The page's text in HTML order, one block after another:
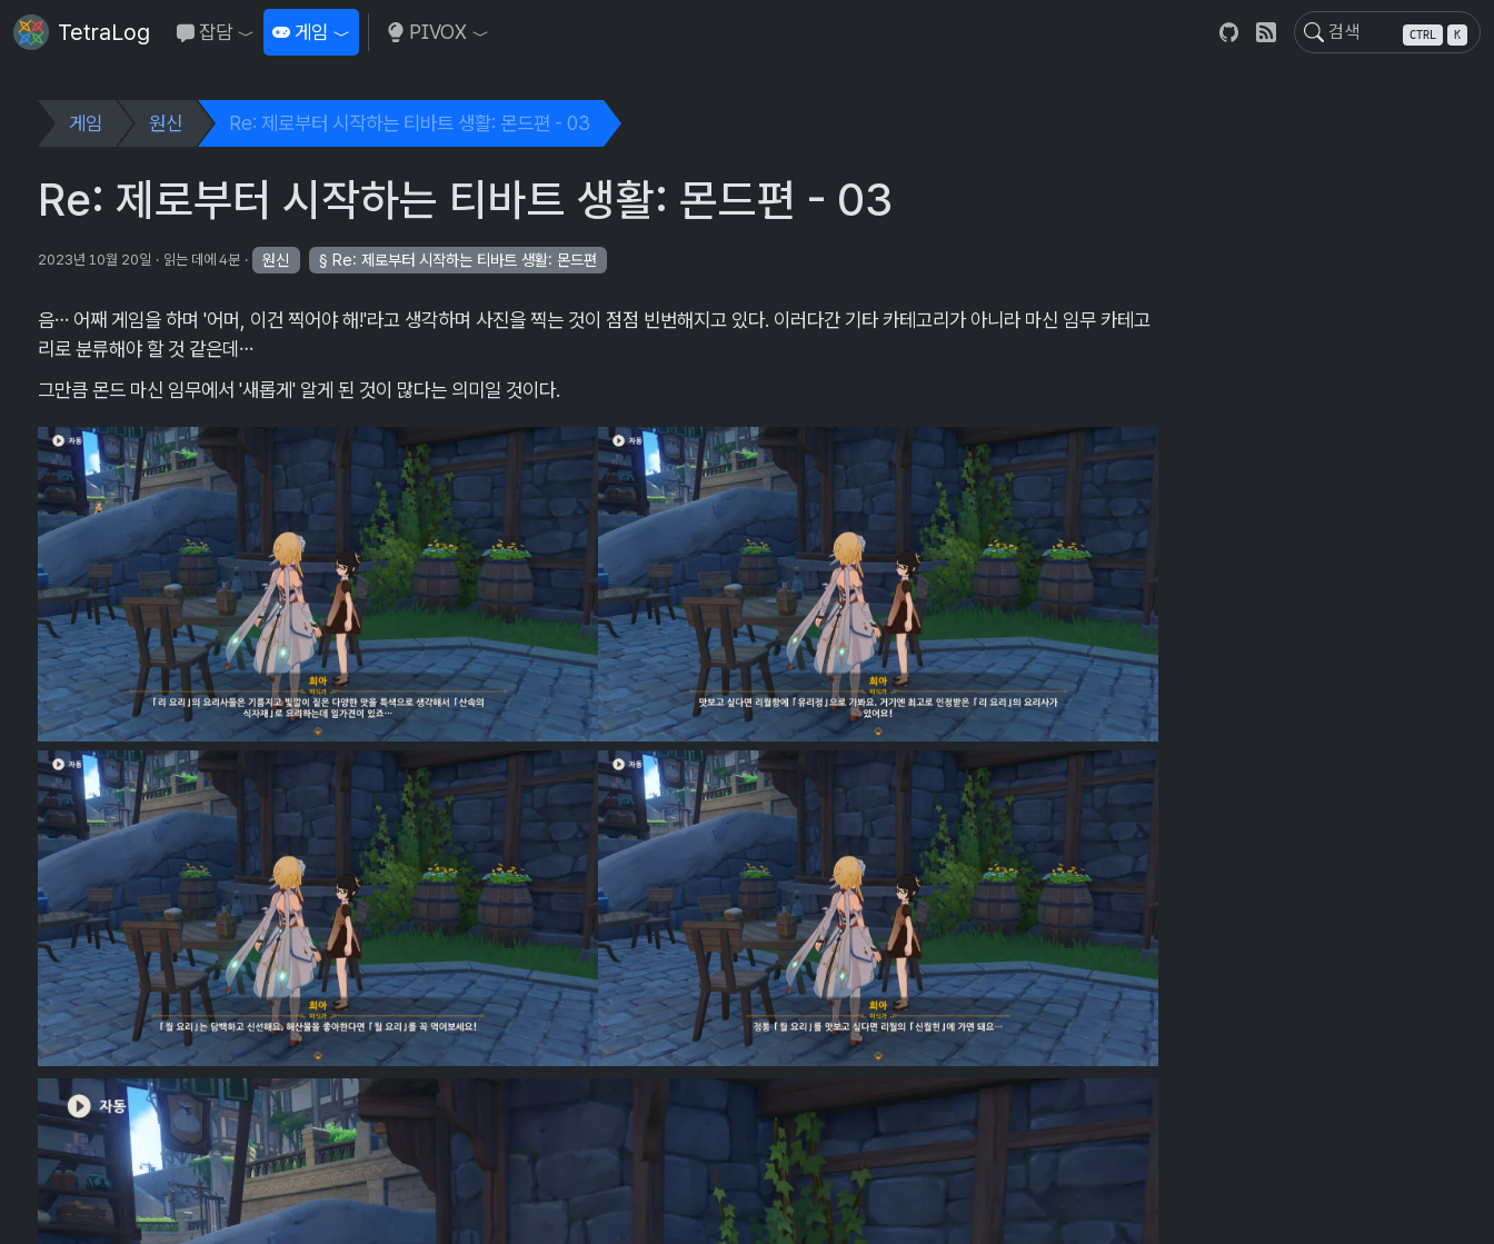
TetraLog CTRL K
잡담 Toggle Dropdown
게임 Toggle Dropdown
PIVOX Toggle Dropdown
게임 원신 Re: 제로부터 시작하는 티바트 생활: 몬드편 - 03
Re: 제로부터 시작하는 티바트 생활: 몬드편 - 03
2023년 10월 20일 읽는 데에 4분 원신 Re: 제로부터 시작하는 티바트 생활: 몬드편
음… 어째 게임을 하며 '어머, 이건 찍어야 해!'라고 생각하며 사진을 찍는 것이 점점 빈번해지고 있다. 이러다간 기타 카테고리가 아니라 마신 임무 카테고
리로 분류해야 할 것 같은데…
그만큼 몬드 마신 임무에서 '새롭게' 알게 된 것이 많다는 의미일 것이다.